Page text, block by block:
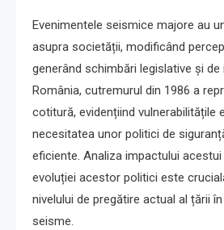
Evenimentele seismice majore au
asupra societății, modificând
generând schimbări legislative și
România, cutremurul din 1986 a
cotitură, evidențiind vulnerabilitățile
necesitatea unor politici de
eficiente. Analiza impactului
evoluției acestor politici este
nivelului de pregătire actual al țării
seisme.